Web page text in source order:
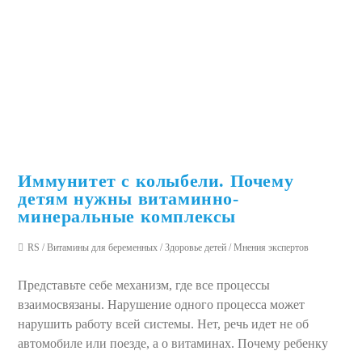
Иммунитет с колыбели. Почему
детям нужны витаминно-
минеральные комплексы
RS / Витамины для беременных / Здоровье детей / Мнения экспертов
Представьте себе механизм, где все процессы
взаимосвязаны. Нарушение одного процесса может
нарушить работу всей системы. Нет, речь идет не об
автомобиле или поезде, а о витаминах. Почему ребенку